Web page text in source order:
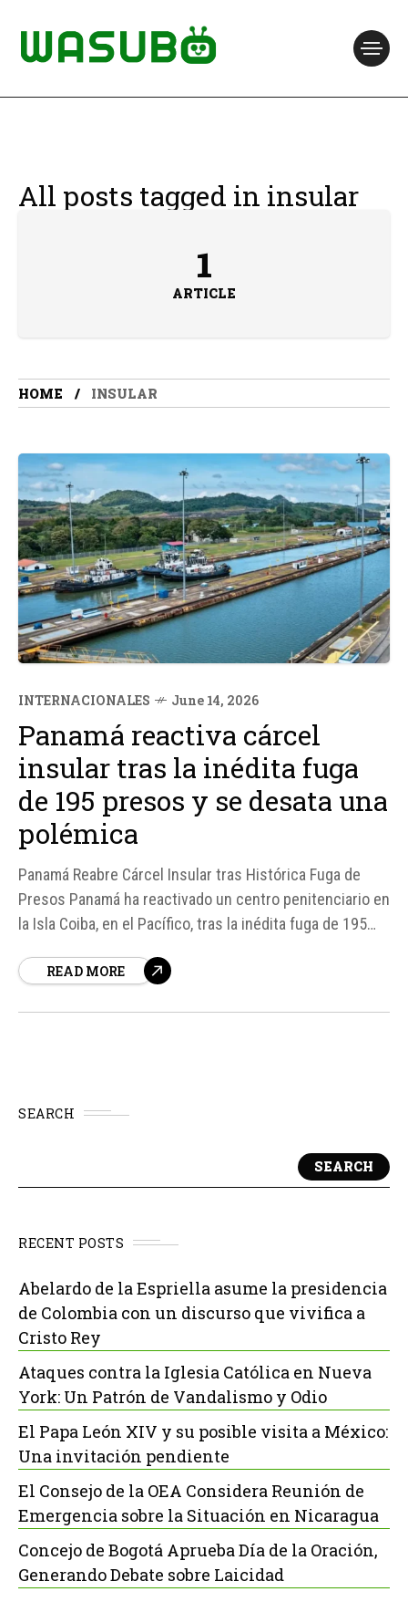
All posts tagged in insular
1
ARTICLE
HOME INSULAR
INTERNACIONALES June 14, 2026
Panamá reactiva cárcel
insular tras la inédita fuga
de 195 presos y se desata una
polémica
Panamá Reabre Cárcel Insular tras Histórica Fuga de
Presos Panamá ha reactivado un centro penitenciario en
la Isla Coiba, en el Pacífico, tras la inédita fuga de 195
generado polémica y ha sido implementada con el
READ MORE
SEARCH
SEARCH
RECENT POSTS
Abelardo de la Espriella asume la presidencia
de Colombia con un discurso que vivifica a
Cristo Rey
Ataques contra la Iglesia Católica en Nueva
York: Un Patrón de Vandalismo y Odio
El Papa León XIV y su posible visita a México:
Una invitación pendiente
El Consejo de la OEA Considera Reunión de
Emergencia sobre la Situación en Nicaragua
Concejo de Bogotá Aprueba Día de la Oración,
Generando Debate sobre Laicidad